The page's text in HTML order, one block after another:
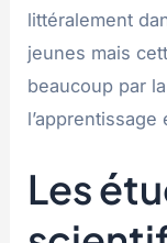
littéralement
jeunes mais
beaucoup par
Les